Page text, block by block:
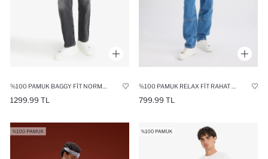
1299.99 TL 799.99 TL